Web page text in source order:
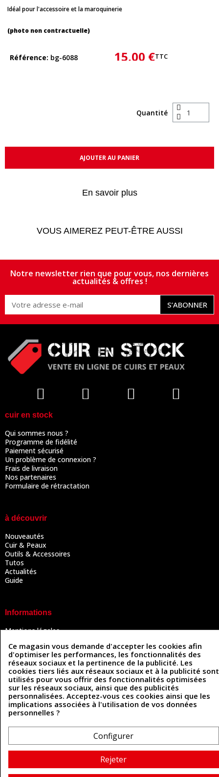
Idéal pour l'accessoire et la maroquinerie
(photo non contractuelle)
Référence bg-6088 15,00 €TTC
Quantité
AJOUTER AU PANIER
En savoir plus
VOUS AIMEREZ PEUT-ÊTRE AUSSI
Notre newsletter rien que pour vous, nos dernières
actualités & offres !
S’ABONNER
cuir en stock
Qui sommes nous ?
Programme de fidélité
Paiement sécurisé
Un problème de connexion ?
Frais de livraison
Nos partenaires
Formulaire de rétractation
à découvrir
Nouveautés
Cuir & Peaux
Outils & Accessoires
Tutos
Actualités
Guide
Informations
Mentions légales
Politique de confidentialité
Politique des cookies
Contactez-nous
Coordonnées
493 Chemin de Catougnac
contact@cuirenstock.com
Cuirenstock © 2026 - Une création Quatrys 💙
Ce magasin vous demande d'accepter les cookies afin
d'optimiser les performances, les fonctionnalités des
réseaux sociaux et la pertinence de la publicité. Les
cookies tiers liés aux réseaux sociaux et à la publicité sont
utilisés pour vous offrir des fonctionnalités optimisées
sur les réseaux sociaux, ainsi que des publicités
personnalisées. Acceptez-vous ces cookies ainsi que les
implications associées à l'utilisation de vos données
personnelles ?
Configurer
Rejeter